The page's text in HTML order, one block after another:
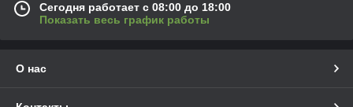
Сегодня работает с 08:00 до 18:00
Показать весь график работы
О нас